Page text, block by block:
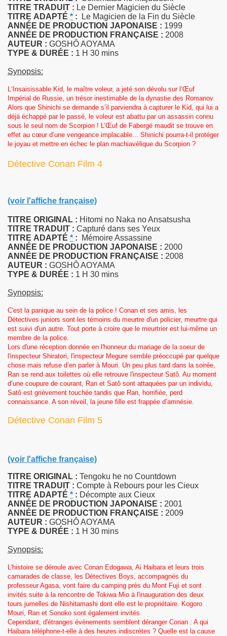
TITRE TRADUIT : Le Dernier Magicien du Siècle
TITRE ADAPTÉ * :
Le Magicien de la Fin du Siècle
ANNÉE DE PRODUCTION JAPONAISE : 1999
ANNÉE DE PRODUCTION FRANÇAISE : 2008
AUTEUR : GOSHÔ AOYAMA
TYPE & DURÉE : 1 H 30 mins
Synopsis:
L‘Insaisissable Kid, le maître voleur, a jeté son dévolu sur l’Œuf
Impérial de Russie, un trésor inestimable de la dynastie des Romanov.
Alors que Shinichi se demande s’il parviendra à capturer le Kid, qui lui a
déjà échappé par le passé, le voleur est abattu par un assassin connu
sous le seul nom de Scorpion ! L’Œuf de Fabergé maudit se trouve en
effet au cœur d’une vengeance implacable... Shinichi pourra-t-il protéger
le joyau et mettre en échec le plan machiavélique du Scorpion ?
Détective Conan Film 4
(voir l'affiche française)
TITRE ORIGINAL : Hitomi no Naka no Ansatsusha
TITRE TRADUIT : Capturé dans ses Yeux
TITRE ADAPTÉ * :
Mémoire Assassine
ANNÉE DE PRODUCTION JAPONAISE : 2000
ANNÉE DE PRODUCTION FRANÇAISE : 2008
AUTEUR : GOSHÔ AOYAMA
TYPE & DURÉE : 1 H 30 mins
Synopsis:
C'est la panique au sein de la police ! Conan et ses amis, les
Détectives juniors sont les témoins du meurtre d'un policier, meurtre qui
est suivi d'un autre. Tout porte à croire que le meurtrier est lui-même un
membre de la police.
Lors d'une réception donnée en l'honneur du mariage de la soeur de
l'inspecteur Shiratori, l'inspecteur Megure semble préoccupé par quelque
chose mais refuse d’en parler à Mouri. Un peu plus tard dans la soirée,
Ran se rend aux toilettes où elle retrouve l'inspecteur Satô. Au moment
d’une coupure de courant, Ran et Satô sont attaquées par un individu,
Satô est grièvement touchée tandis que Ran, horrifiée, perd
connaissance. A son réveil, la jeune fille est frappée d’amnésie.
Détective Conan Film 5
(voir l'affiche française)
TITRE ORIGINAL : Tengoku he no Countdown
TITRE TRADUIT : Compte à Rebours pour les Cieux
TITRE ADAPTÉ * : Décompte aux Cieux
ANNÉE DE PRODUCTION JAPONAISE : 2001
ANNÉE DE PRODUCTION FRANÇAISE : 2009
AUTEUR : GOSHÔ AOYAMA
TYPE & DURÉE : 1 H 30 mins
Synopsis:
L'histoire se déroule avec Conan Edogawa, Ai Haibara et leurs trois
camarades de classe, les Détectives Boys, accompagnés du
professeur Agasa, vont faire du camping près du Mont Fuji et sont
invités suite à la rencontre de Tokiwa Mio à l'inauguration des deux
tours jumelles de Nishitamashi dont elle est le propriétaire. Kogoro
Mouri, Ran et Sonoko sont également invités.
Cependant, d'étranges évènements semblent déranger Conan : A qui
Haibara téléphone-t-elle à des heures indiscrètes ? Quelle est la cause